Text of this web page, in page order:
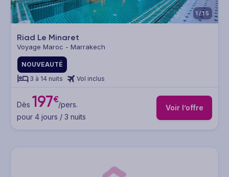
1/15
Riad Le Minaret
Voyage Maroc - Marrakech
NOUVEAUTÉ
3 à 14 nuits
Vol inclus
Dès 197€/pers.
pour 4 jours / 3 nuits
Voir l’offre